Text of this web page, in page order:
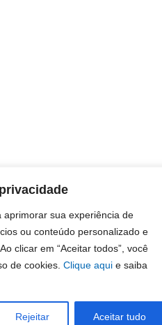
aprimorar sua experiência de
ou conteúdo personalizado e
clicar em “Aceitar todos”, você
de cookies. Clique aqui e saiba
Rejeitar Aceitar tudo